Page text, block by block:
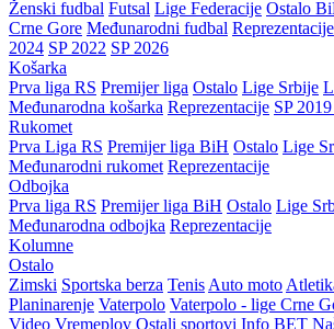
Ženski fudbal Futsal Lige Federacije Ostalo
Crne Gore Međunarodni fudbal Reprezentacije
2024 SP 2022 SP 2026
Košarka
Prva liga RS Premijer liga Ostalo Lige Srbije
Međunarodna košarka Reprezentacije SP
Rukomet
Prva Liga RS Premijer liga BiH Ostalo Lige
Međunarodni rukomet Reprezentacije
Odbojka
Prva liga RS Premijer liga BiH Ostalo Lige
Međunarodna odbojka Reprezentacije
Kolumne
Ostalo
Zimski Sportska berza Tenis Auto moto
Planinarenje Vaterpolo Vaterpolo - lige Crne
Video Vremeplov Ostali sportovi Info BET